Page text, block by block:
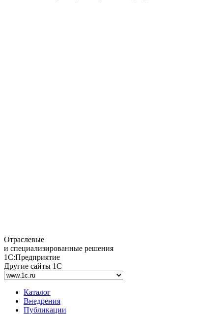
Отраслевые
и специализированные решения
1С:Предприятие
Другие сайты 1С
Каталог
Внедрения
Публикации